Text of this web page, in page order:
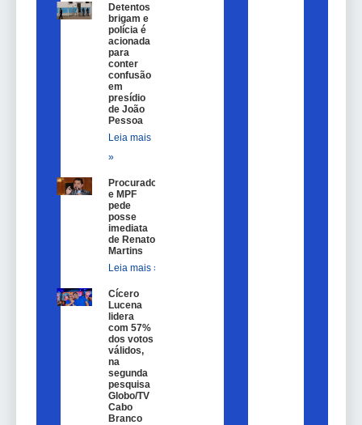
Detentos
brigam e
polícia é
acionada
para
conter
confusão
em
presídio
de João
Pessoa
Leia mais
»
Procurador
e MPF
pede
posse
imediata
de Renato
Martins
Leia mais »
Cícero
Lucena
lidera
com 57%
dos votos
válidos,
na
segunda
pesquisa
Globo/TV
Cabo
Branco